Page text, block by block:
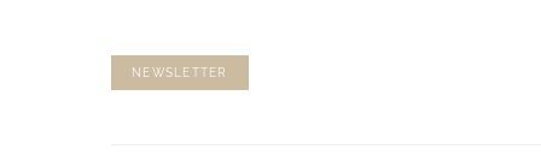
NEWSLETTER